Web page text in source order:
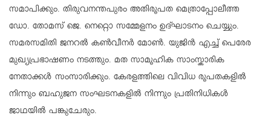
സമാപിക്കും. തിരുവനന്തപുരം അതിരൂപത മെത്രാപ്പോലീത്ത
ഡോ. തോമസ് ജെ. നെറ്റൊ സമ്മേളനം ഉദ്ഘാടനം ചെയ്യും.
സമരസമിതി ജനറൽ കൺവീനർ മോൺ. യുജിൻ എച്ച് പെരേര
മുഖ്യപ്രഭാഷണം നടത്തും. മത സാമൂഹിക സാംസ്കാരിക
നേതാക്കൾ സംസാരിക്കും. കേരളത്തിലെ വിവിധ രൂപതകളിൽ
നിന്നും ബഹുജന സംഘടനകളിൽ നിന്നും പ്രതിനിധികൾ
ജാഥയിൽ പങ്കുചേരും.